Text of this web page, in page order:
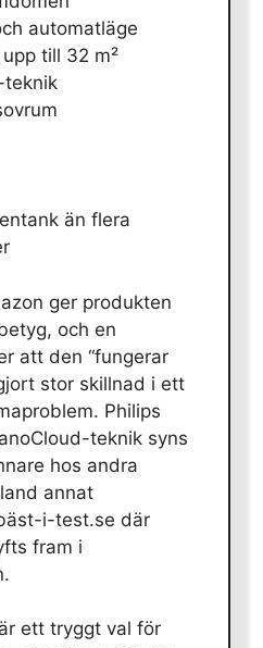
automatläge
till 32 m²
teknik
än flera
ger produkten
och en
att den “fungerar
stor skillnad i ett
Philips
teknik syns
hos andra
annat
i-test.se där
fram i
ett tryggt val för